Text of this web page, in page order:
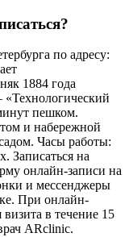
по адресу:
1884 года
пешком.
и набережной
Часы работы:
Записаться на
онлайн-записи на
и мессенджеры
При онлайн-
в течение 15
ARclinic.